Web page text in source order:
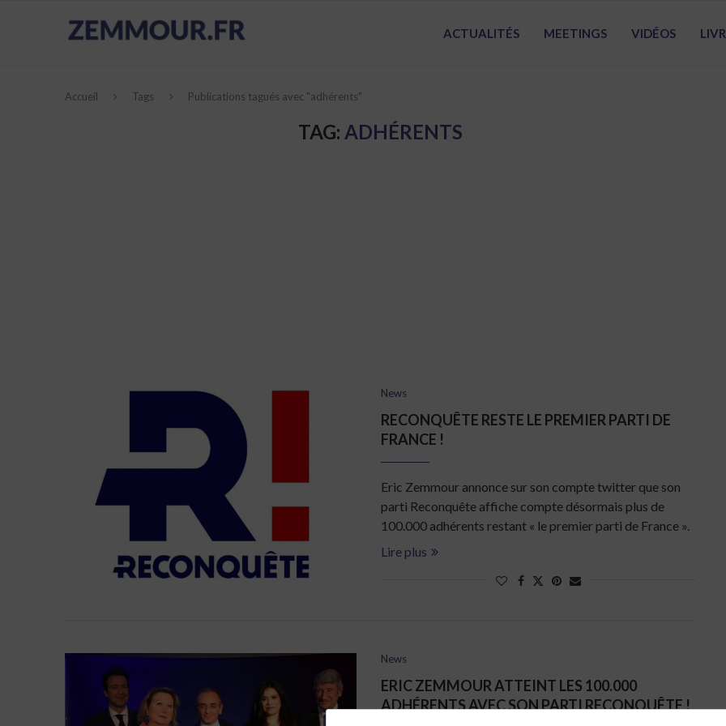
ACTUALITÉS MEETINGS VIDÉOS
Accueil Tags Publications tagués avec "adhérents"
TAG: ADHÉRENTS
News
RECONQUÊTE RESTE LE PREMIER PARTI DE
FRANCE !
Eric Zemmour annonce sur son compte twitter que son
parti Reconquête affiche compte désormais plus de
100.000 adhérents restant « le premier parti de France ».
Lire plus
News
ERIC ZEMMOUR ATTEINT LES 100.000
ADHÉRENTS AVEC SON PARTI RECONQUÊTE !